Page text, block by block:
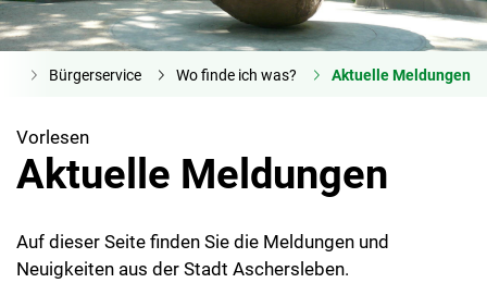
Bürgerservice Wo finde ich was? Aktuelle Meldungen
Vorlesen
Aktuelle Meldungen
Auf dieser Seite finden Sie die Meldungen und
Neuigkeiten aus der Stadt Aschersleben.